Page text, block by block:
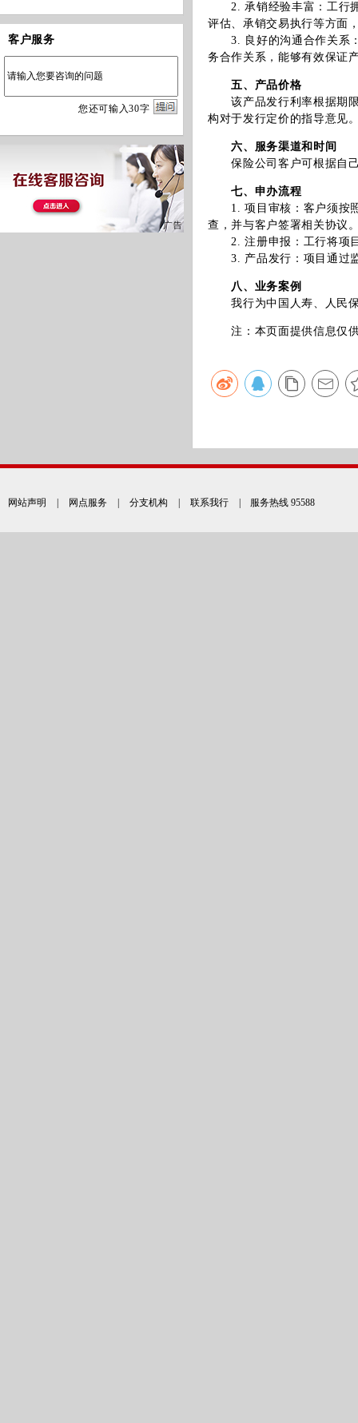
客户服务
您还可输入30字
2. 承销经验丰富：工行拥
评估、承销交易执行等方面
3. 良好的沟通合作关系：
务合作关系，能够有效保证
五、产品价格
该产品发行利率根据期限
构对于发行定价的指导意见
六、服务渠道和时间
保险公司客户可根据自己
七、申办流程
1. 项目审核：客户须按照
查，并与客户签署相关协议
2. 注册申报：工行将项目
3. 产品发行：项目通过监
八、业务案例
我行为中国人寿、人民保
注：本页面提供信息仅供
网站声明 网点服务 分支机构 联系我行 | 服务热线 95588